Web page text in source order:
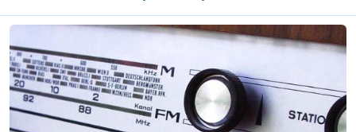
Lees meer over Column Hans Knot: Weigering licentie nachtelijke